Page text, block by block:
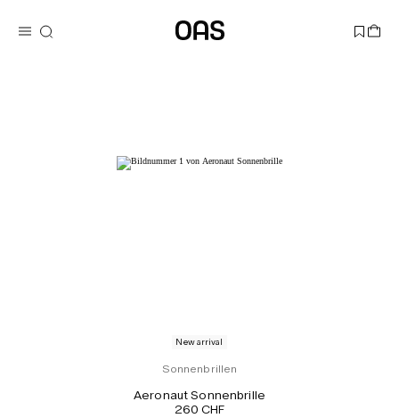
New arrival
Sonnenbrillen
Aeronaut Sonnenbrille
260 CHF